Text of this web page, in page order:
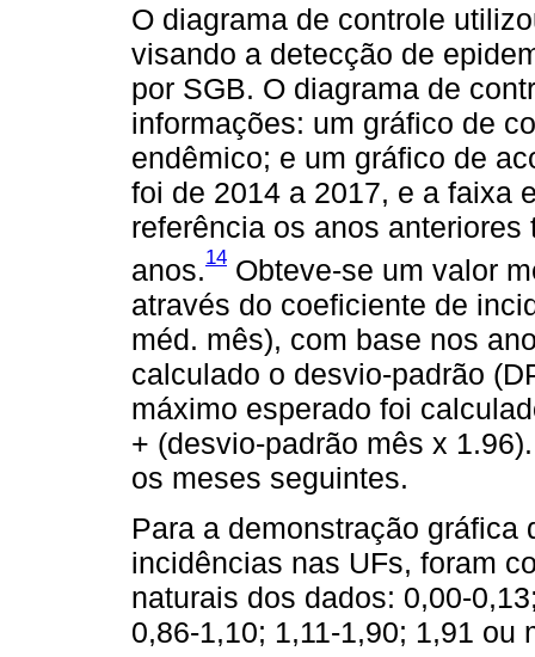
O diagrama de controle
visando a detecção de
por SGB. O diagrama de
informações: um gráfico de
endêmico; e um gráfico de
foi de 2014 a 2017, e a faixa
referência os anos
anos.14 Obteve-se um valor
através do coeficiente de
méd. mês), com base nos
calculado o desvio-padrão
máximo esperado foi
+ (desvio-padrão mês x
os meses seguintes.
Para a demonstração
incidências nas UFs, foram
naturais dos dados: 0,00-
0,86-1,10; 1,11-1,90; 1,91 ou